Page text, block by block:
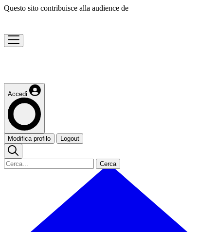
Questo sito contribuisce alla audience de
Accedi
Modifica profilo Logout
Cerca